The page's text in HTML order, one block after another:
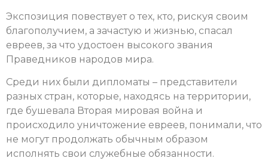
Экспозиция повествует о тех, кто, рискуя своим
благополучием, а зачастую и жизнью, спасал
евреев, за что удостоен высокого звания
Праведников народов мира.
Среди них были дипломаты – представители
разных стран, которые, находясь на территории,
где бушевала Вторая мировая война и
происходило уничтожение евреев, понимали, что
не могут продолжать обычным образом
исполнять свои служебные обязанности.